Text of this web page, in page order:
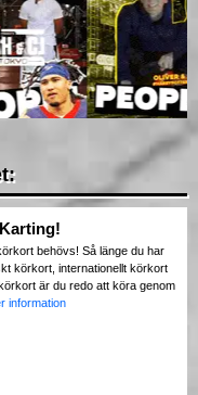
behövs! Så länge du har
körkort, internationellt körkort
är du redo att köra genom
information